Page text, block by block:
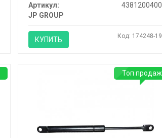
Артикул:
4381200400
JP GROUP
КУПИТЬ Код: 174248-19
Топ продаж